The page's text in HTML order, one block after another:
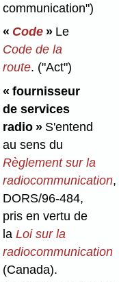
communication")
« Code»Le
Code de la
route. ("Act")
« fournisseur
de services
radio »S'entend
au sens du
Règlement sur la
radiocommunication,
DORS/96-484,
pris en vertu de
la Loi sur la
radiocommunication
(Canada).